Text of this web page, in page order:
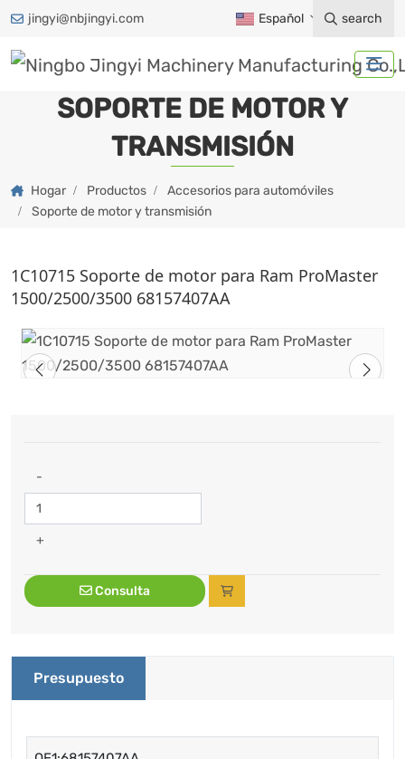
jingyi@nbjingyi.com Español search
SOPORTE DE MOTOR Y
TRANSMISIÓN
Hogar Productos
Accesorios para automóviles
Soporte de motor y transmisión
1C10715 Soporte de motor para Ram ProMaster
1500/2500/3500 68157407AA
-
+
Consulta
Presupuesto